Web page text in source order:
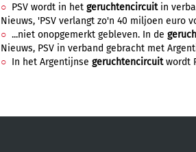
PSV wordt in het geruchtencircuitin
Nieuws, 'PSV verlangt zo'n 40 miljoen euro
...niet onopgemerkt gebleven. In de
Nieuws, PSV in verband gebracht met
In het Argentijnse geruchtencircuitwordt